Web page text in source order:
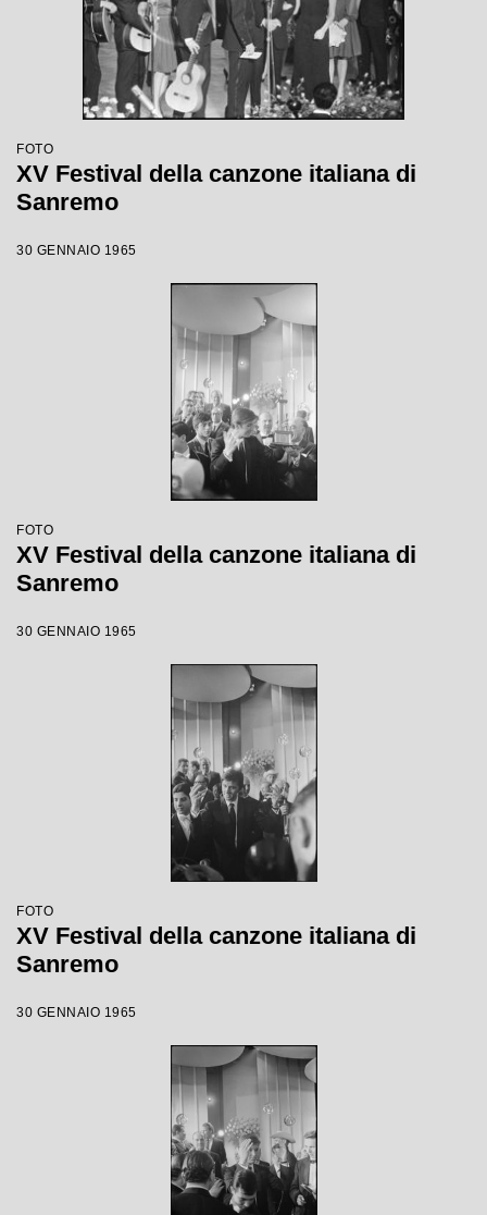
FOTO
XV Festival della canzone italiana di
Sanremo
30 GENNAIO 1965
FOTO
XV Festival della canzone italiana di
Sanremo
30 GENNAIO 1965
FOTO
XV Festival della canzone italiana di
Sanremo
30 GENNAIO 1965